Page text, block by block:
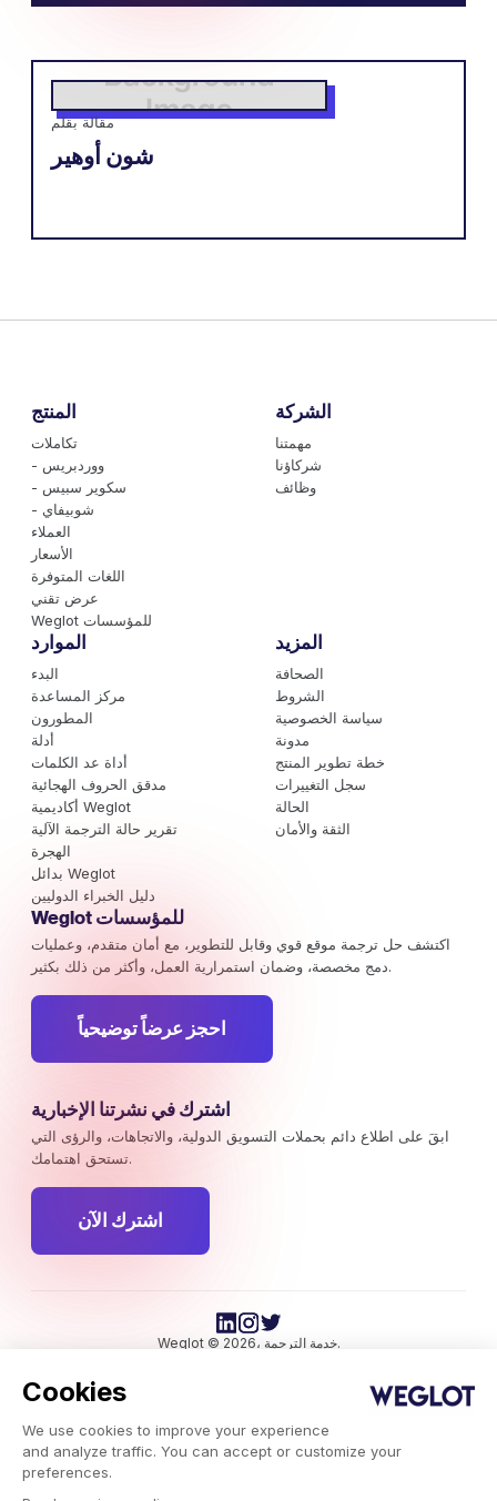
Cookies
We use cookies to improve your experience
and analyze traffic. You can accept or customize your
preferences.
مقالة بقلم
شون أوهير
المنتج
تكاملات
- ووردبريس
- سكوير سبيس
- شوبيفاي
العملاء
الأسعار
اللغات المتوفرة
عرض تقني
Weglot للمؤسسات
الشركة
مهمتنا
شركاؤنا
وظائف
الموارد
البدء
مركز المساعدة
المطورون
أدلة
أداة عد الكلمات
مدقق الحروف الهجائية
أكاديمية Weglot
تقرير حالة الترجمة الآلية
الهجرة
بدائل Weglot
دليل الخبراء الدوليين
المزيد
الصحافة
الشروط
سياسة الخصوصية
مدونة
خطة تطوير المنتج
سجل التغييرات
الحالة
الثقة والأمان
Weglot للمؤسسات
اكتشف حل ترجمة موقع قوي وقابل للتطوير، مع أمان متقدم، وعمليات
دمج مخصصة، وضمان استمرارية العمل، وأكثر من ذلك بكثير.
احجز عرضاً توضيحياً
اشترك في نشرتنا الإخبارية
ابقَ على اطلاع دائم بحملات التسويق الدولية، والاتجاهات، والرؤى التي
تستحق اهتمامك.
اشترك الآن
Weglot © 2026، خدمة الترجمة.